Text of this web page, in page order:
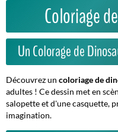
Coloriage
Un Colorage de
Découvrez un coloriage de
adultes ! Ce dessin met en
salopette et d'une casquette,
imagination.